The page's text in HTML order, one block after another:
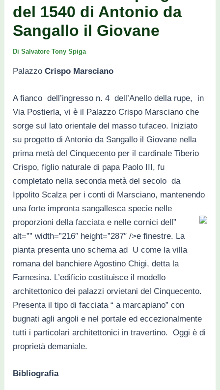
del 1540 di Antonio da
Sangallo il Giovane
DiSalvatore Tony Spiga
Palazzo Crispo Marsciano
A fianco dell’ingresso n. 4 dell’Anello della rupe, in
Via Postierla, vi è il Palazzo Crispo Marsciano che
sorge sul lato orientale del masso tufaceo. Iniziato
su progetto di Antonio da Sangallo il Giovane nella
prima metà del Cinquecento per il cardinale Tiberio
Crispo, figlio naturale di papa Paolo III, fu
completato nella seconda metà del secolo da
Ippolito Scalza per i conti di Marsciano, mantenendo
una forte impronta sangallesca specie nelle
proporzioni della facciata e nelle cornici dell”
alt=”” width=”216″ height=”287″ />e finestre. La
pianta presenta uno schema ad U come la villa
romana del banchiere Agostino Chigi, detta la
Farnesina. L’edificio costituisce il modello
architettonico dei palazzi orvietani del Cinquecento.
Presenta il tipo di facciata “ a marcapiano” con
bugnati agli angoli e nel portale ed eccezionalmente
tutti i particolari architettonici in travertino. Oggi è di
proprietà demaniale.
Bibliografia